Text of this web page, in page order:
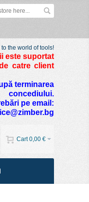
the world of tools!
este suportat
catre client
terminarea
concediului.
pe email:
Cart 0,00 €